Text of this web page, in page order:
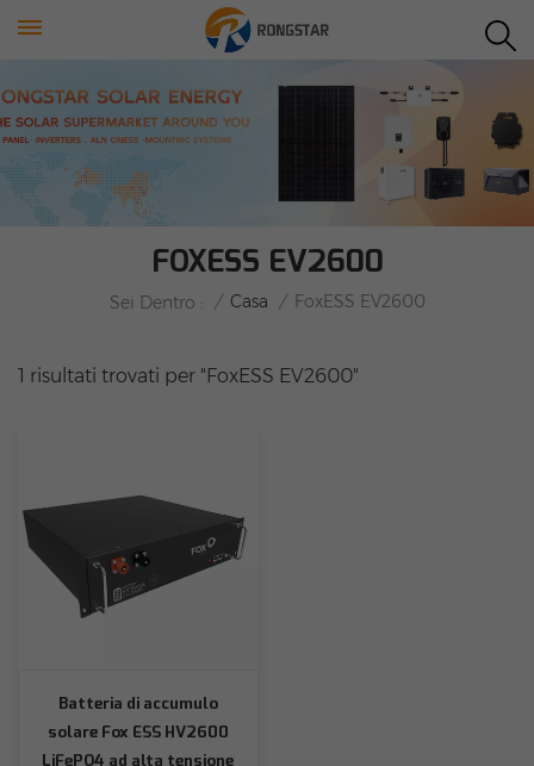
FOXESS EV2600
Sei Dentro : / Casa / FoxESS EV2600
1 risultati trovati per "FoxESS EV2600"
Batteria di accumulo
solare Fox ESS HV2600
LiFePO4 ad alta tensione